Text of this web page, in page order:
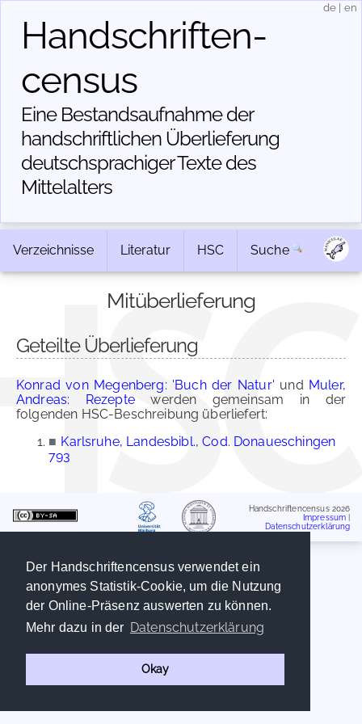
Der Handschriftencensus verwendet ein
anonymes Statistik-Cookie, um die Nutzung
der Online-Präsenz auswerten zu können.
Mehr dazu in der Datenschutzerklärung
Okay
Handschriften­
census
Eine Bestandsaufnahme der
handschriftlichen Über­lieferung
deutschsprachiger Texte des
Mittelalters
de en
Verzeichnisse Literatur HSC Suche
Mitüberlieferung
Geteilte Überlieferung
Konrad von Megenberg: 'Buch der Natur' und Muler,
Andreas: Rezeptewerden gemeinsam in der
folgenden HSC-Beschreibung überliefert:
■ Karlsruhe, Landesbibl., Cod. Donaueschingen
793
Handschriftencensus 2026
Impressum
Datenschutzerklärung